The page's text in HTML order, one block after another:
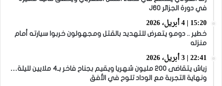
في دورة الجزائر J60
15:20 | 4 أبريل، 2026
خطير .. دومو يتعرض للتهديد بالقتل ومجهولون خربوا سيارته أمام
منزله
22:41 | 3 أبريل، 2026
زياش يتقاضى 200 مليون شهريا ويقيم بجناح فاخر بـ4 ملايين لليلة…
ونهاية التجربة مع الوداد تلوح في الأفق